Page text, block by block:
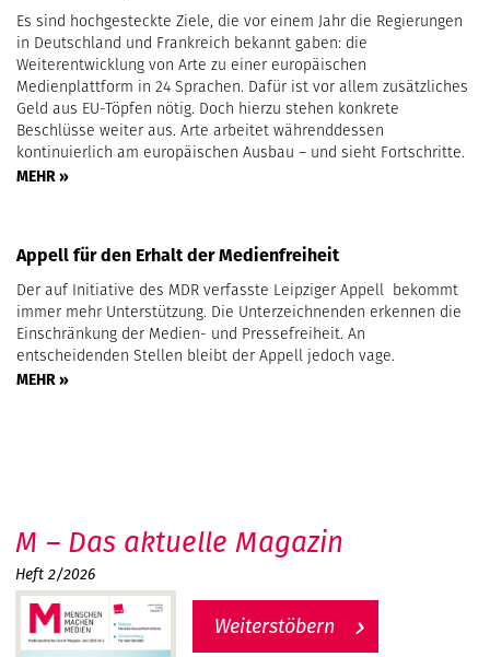
Es sind hochgesteckte Ziele, die vor einem Jahr die Regierungen
in Deutschland und Frankreich bekannt gaben: die
Weiterentwicklung von Arte zu einer europäischen
Medienplattform in 24 Sprachen. Dafür ist vor allem zusätzliches
Geld aus EU-Töpfen nötig. Doch hierzu stehen konkrete
Beschlüsse weiter aus. Arte arbeitet währenddessen
kontinuierlich am europäischen Ausbau – und sieht Fortschritte.
MEHR »
Appell für den Erhalt der Medienfreiheit
Der auf Initiative des MDR verfasste Leipziger Appell bekommt
immer mehr Unterstützung. Die Unterzeichnenden erkennen die
Einschränkung der Medien- und Pressefreiheit. An
entscheidenden Stellen bleibt der Appell jedoch vage.
MEHR »
M – Das aktuelle Magazin
Heft 2/2026
Weiterstöbern